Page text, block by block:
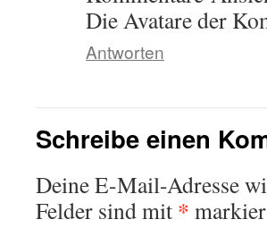
Die Avatare der
Antworten
Schreibe einen
Deine E-Mail-Adresse
Felder sind mit *